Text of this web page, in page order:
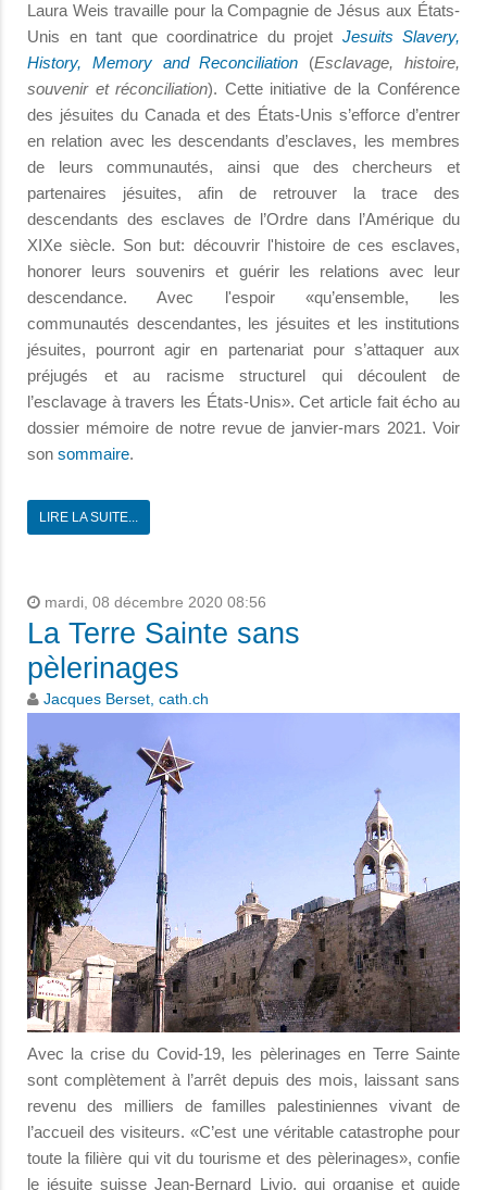
Laura Weis travaille pour la Compagnie de Jésus aux États-
Unis en tant que coordinatrice du projet Jesuits Slavery,
History, Memory and Reconciliation (Esclavage, histoire,
souvenir et réconciliation). Cette initiative de la Conférence
des jésuites du Canada et des États-Unis s’efforce d’entrer
en relation avec les descendants d’esclaves, les membres
de leurs communautés, ainsi que des chercheurs et
partenaires jésuites, afin de retrouver la trace des
descendants des esclaves de l’Ordre dans l’Amérique du
XIXe siècle. Son but: découvrir l'histoire de ces esclaves,
honorer leurs souvenirs et guérir les relations avec leur
descendance. Avec l'espoir «qu’ensemble, les
communautés descendantes, les jésuites et les institutions
jésuites, pourront agir en partenariat pour s’attaquer aux
préjugés et au racisme structurel qui découlent de
l’esclavage à travers les États-Unis». Cet article fait écho au
dossier mémoire de notre revue de janvier-mars 2021. Voir
son sommaire.
LIRE LA SUITE...
mardi, 08 décembre 2020 08:56
La Terre Sainte sans
pèlerinages
Jacques Berset, cath.ch
Avec la crise du Covid-19, les pèlerinages en Terre Sainte
sont complètement à l’arrêt depuis des mois, laissant sans
revenu des milliers de familles palestiniennes vivant de
l’accueil des visiteurs. «C’est une véritable catastrophe pour
toute la filière qui vit du tourisme et des pèlerinages», confie
le jésuite suisse Jean-Bernard Livio, qui organise et guide